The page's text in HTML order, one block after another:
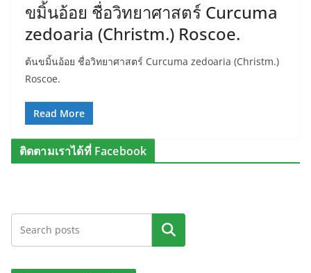
ขมิ้นอ้อย ชื่อวิทยาศาสตร์ Curcuma
zedoaria (Christm.) Roscoe.
ต้นขมิ้นอ้อย ชื่อวิทยาศาสตร์ Curcuma zedoaria (Christm.)
Roscoe.
Read More
ติดตามเราได้ที่ Facebook
ค้นหา